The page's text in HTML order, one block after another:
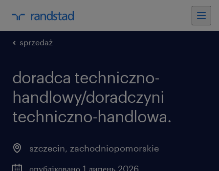
sprzedaż
doradca techniczno-
handlowy/doradczyni
techniczno-handlowa.
szczecin, zachodniopomorskie
опубліковано 1 липень 2026